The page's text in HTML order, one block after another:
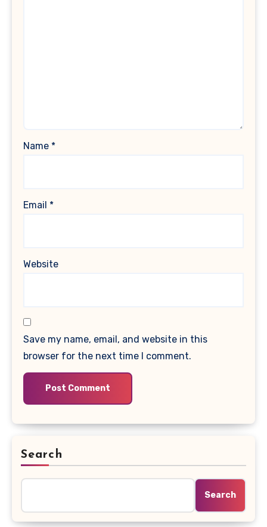
Name *
Email *
Website
Save my name, email, and website in this
browser for the next time I comment.
Search
Search